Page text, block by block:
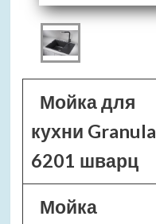
Мойка для
кухни Granula
6201 шварц
Мойка